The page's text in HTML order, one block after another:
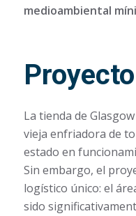
medioambiental
Proyecto
La tienda de
vieja enfriadora de
estado en
Sin embargo, el
logístico único: el
sido